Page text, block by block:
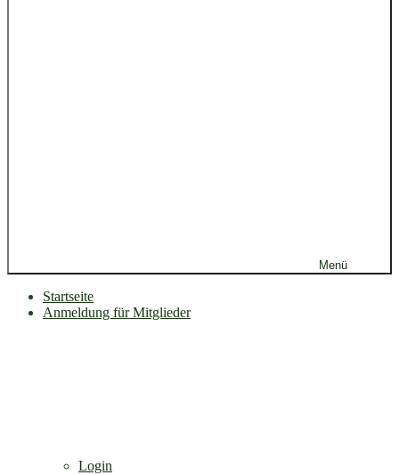
Menü
Startseite
Anmeldung für Mitglieder
Login